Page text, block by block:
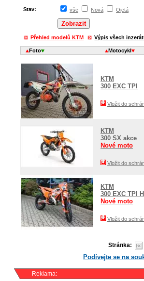
Stav: vše Nová Ojetá
Přehled modelů KTM Výpis všech
Foto Motocykl
KTM
300 EXC TPI
Vložit do
KTM
300 SX akce
Nové moto
Vložit do
KTM
300 EXC TPI
Nové moto
Vložit do
Stránka:
Podívejte se na
Reklama: